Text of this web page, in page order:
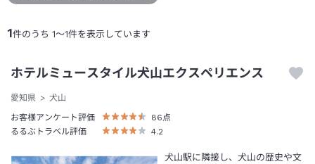
1件のうち 1～1件を表示しています
ホテルミュースタイル犬山エクスペリエンス
愛知県
犬山
お客様アンケート評価
86 点
るるぶトラベル評価
4.2
犬山駅に隣接し、犬山の歴史や文